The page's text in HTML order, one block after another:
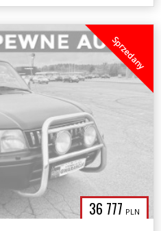
36 777 PLN
Sprzedany